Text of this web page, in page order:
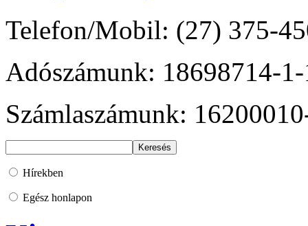
Telefon/Mobil: (27) 375-
Adószámunk: 18698714-
Számlaszámunk:
Hírekben
Egész honlapon